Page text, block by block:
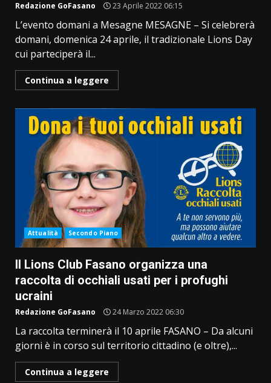
Redazione GoFasano 23 Aprile 2022 06:15
L’evento domani a Mesagne MESAGNE – Si celebrerà
domani, domenica 24 aprile, il tradizionale Lions Day
cui parteciperà il...
Continua a leggere
Attualità Secondo Piano
Il Lions Club Fasano organizza una
raccolta di occhiali usati per i profughi
ucraini
Redazione GoFasano 24 Marzo 2022 06:30
La raccolta terminerà il 10 aprile FASANO – Da alcuni
giorni è in corso sul territorio cittadino (e oltre),...
Continua a leggere